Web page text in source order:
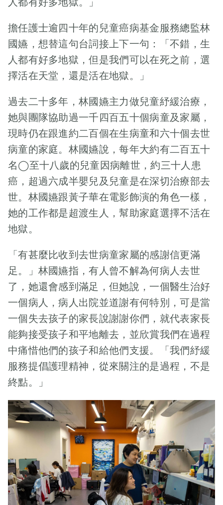
擔任護士逾四十年的兒童癌病基金服務總監林
國嬿，想替這句台詞接上下一句：「不錯，生
人都有好多地獄，但是我們可以在死之前，選
擇活在天堂，還是活在地獄。」
過去二十多年，林國嬿主力做兒童紓緩治療，
她與團隊協助過一千四百五十個病童及家屬，
現時仍在跟進約二百個在生病童和六十個去世
病童的家庭。林國嬿說，每年大約有二百五十
名◯至十八歲的兒童因病離世，約三十人患
癌，超過六成半嬰兒及兒童是在深切治療部去
世。林國嬿跟黃子華在電影飾演的角色一樣，
她的工作都是超渡生人，幫助家庭選擇不活在
地獄。
「有甚麼比收到去世病童家屬的感謝信更滿
足。」林國嬿指，有人曾不解為何病人去世
了，她還會感到滿足，但她說，一個醫生治好
一個病人，病人出院並道謝有何特別，可是當
一個失去孩子的家長說謝謝你們，就代表家長
能夠接受孩子和平地離去，並欣賞我們在過程
中痛惜他們的孩子和給他們支援。「我們紓緩
服務提倡護理精神，從來關注的是過程，不是
終點。」